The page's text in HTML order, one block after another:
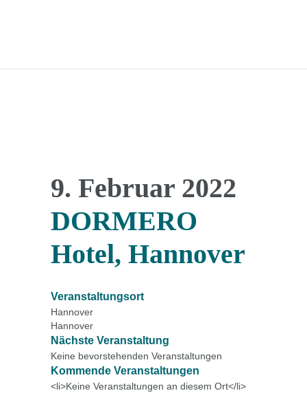
9. Februar 2022
DORMERO
Hotel, Hannover
Veranstaltungsort
Hannover
Hannover
Nächste Veranstaltung
Keine bevorstehenden Veranstaltungen
Kommende Veranstaltungen
<li>Keine Veranstaltungen an diesem Ort</li>